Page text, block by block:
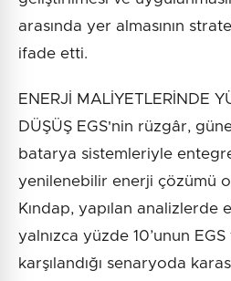
arasında yer almasının
ifade etti.
ENERJİ MALİYETLERİNDE
DÜŞÜŞ EGS'nin rüzgâr,
batarya sistemleriyle
yenilenebilir enerji çözümü
Kındap, yapılan analizlerde
yalnızca yüzde 10’unun
karşılandığı senaryoda